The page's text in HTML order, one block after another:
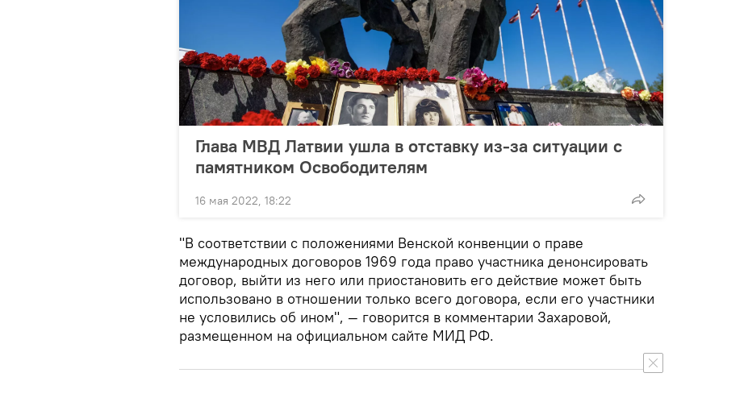
Глава МВД Латвии ушла в отставку из-за ситуации с
памятником Освободителям
16 мая 2022, 18:22
"В соответствии с положениями Венской конвенции о праве
международных договоров 1969 года право участника денонсировать
договор, выйти из него или приостановить его действие может быть
использовано в отношении только всего договора, если его участники
не условились об ином", — говорится в комментарии Захаровой,
размещенном на официальном сайте МИД РФ.